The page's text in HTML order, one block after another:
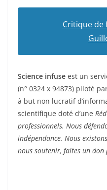
Critique de
Science infuse est un
(n° 0324 x 94873) piloté
à but non lucratif
scientifique doté d’une
professionnels. Nous
indépendance. Nous
nous soutenir, faites un don